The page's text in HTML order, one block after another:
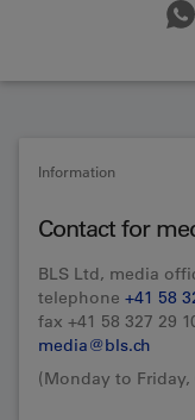
Information
Contact for
BLS Ltd, media
telephone +41 58
fax +41 58 327 29
media@bls.ch
(Monday to Friday,